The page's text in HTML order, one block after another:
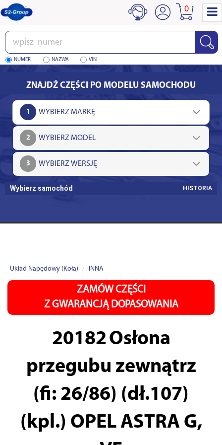
Wpisz
numer
NUMER NAZWA VIN
0
ZNAJDŹ CZĘŚCI PO MODELU SAMOCHODU
1
2
3
Wybierz samochód HISTORIA
Układ Napędowy (Koła) INNA
ZAMÓW CZĘŚCI
Z GWARANCJĄ DOPASOWANIA
20182Osłona
przegubu zewnątrz
(fi: 26/86) (dł.107)
(kpl.) OPEL ASTRA G,